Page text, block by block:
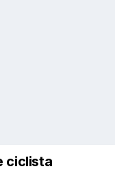
ciclista